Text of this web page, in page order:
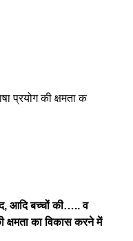
प्रयोग की क्षमता क
आदि बच्चों की….. व
क्षमता का विकास करने में